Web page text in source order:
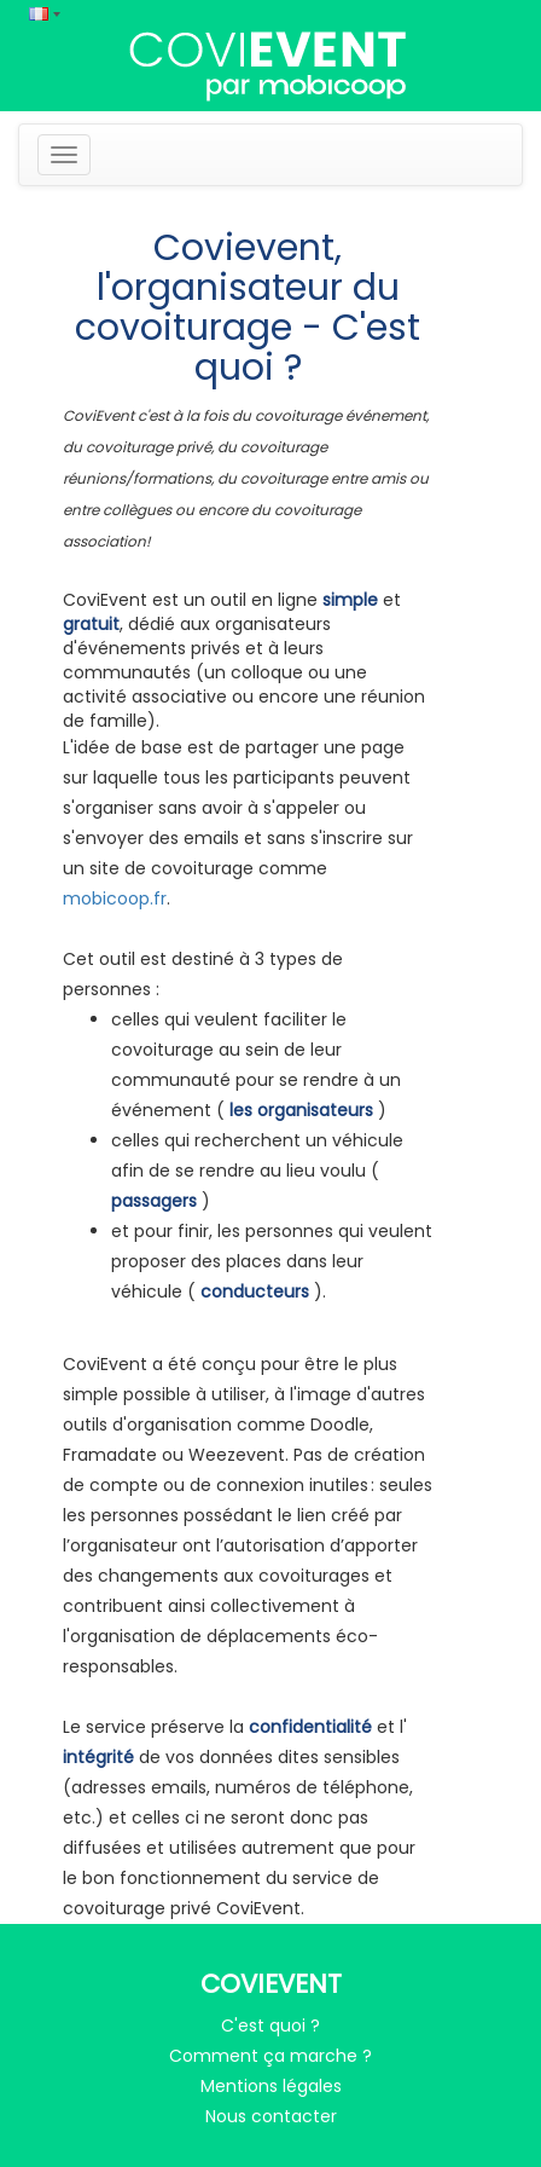
Navigation
Covievent,
l'organisateur du
covoiturage - C'est
quoi ?
CoviEvent c'est à la fois du covoiturage événement,
du covoiturage privé, du covoiturage
réunions/formations, du covoiturage entre amis ou
entre collègues ou encore du covoiturage
association!
CoviEvent est un outil en lignesimple et
gratuit, dédié aux organisateurs
d'événements privés et à leurs
communautés (un colloque ou une
activité associative ou encore une réunion
de famille).
L'idée de base est de partager une page
sur laquelle tous les participants peuvent
s'organiser sans avoir à s'appeler ou
s'envoyer des emails et sans s'inscrire sur
un site de covoiturage comme
mobicoop.fr.
Cet outil est destiné à 3 types de
personnes :
celles qui veulent faciliter le
covoiturage au sein de leur
communauté pour se rendre à un
événement (les organisateurs )
celles qui recherchent un véhicule
afin de se rendre au lieu voulu (
passagers )
et pour finir, les personnes qui veulent
proposer des places dans leur
véhicule (conducteurs ).
CoviEvent a été conçu pour être le plus
simple possible à utiliser, à l'image d'autres
outils d'organisation comme Doodle,
Framadate ou Weezevent. Pas de création
de compte ou de connexion inutiles : seules
les personnes possédant le lien créé par
l’organisateur ont l’autorisation d’apporter
des changements aux covoiturages et
contribuent ainsi collectivement à
l'organisation de déplacements éco-
responsables.
Le service préserve laconfidentialité et l'
intégrité de vos données dites sensibles
(adresses emails, numéros de téléphone,
etc.) et celles ci ne seront donc pas
diffusées et utilisées autrement que pour
le bon fonctionnement du service de
covoiturage privé CoviEvent.
COVIEVENT
C'est quoi ?
Comment ça marche ?
Mentions légales
Nous contacter